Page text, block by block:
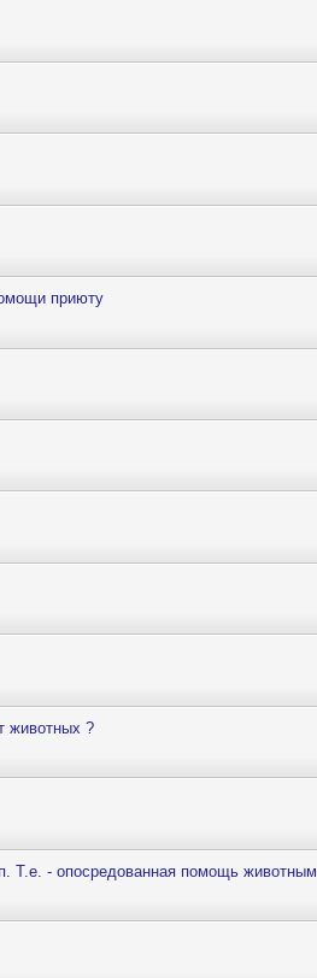
приюту
животных ?
Т.е. - опосредованная помощь животным.